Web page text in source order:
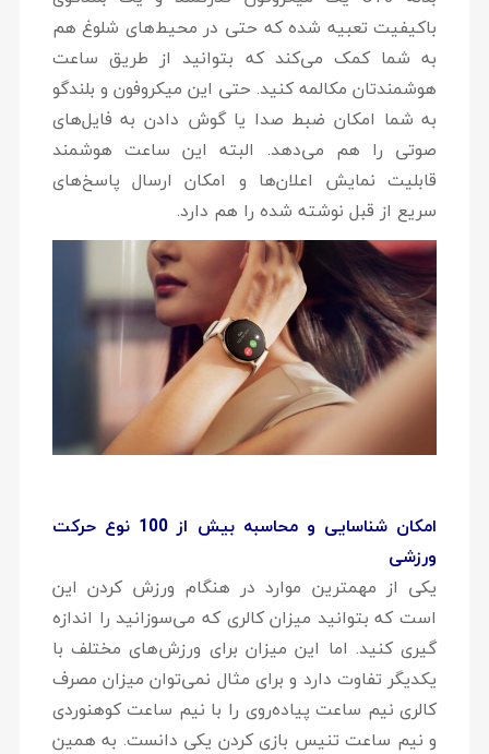
باکیفیت تعبیه شده که حتی در محیط‌های شلوغ هم
به شما کمک می‌کند که بتوانید از طریق ساعت
هوشمندتان مکالمه کنید. حتی این میکروفون و بلندگو
به شما امکان ضبط صدا یا گوش دادن به فایل‌های
صوتی را هم می‌دهد. البته این ساعت هوشمند
قابلیت نمایش اعلان‌ها و امکان ارسال پاسخ‌های
سریع از قبل نوشته شده را هم دارد.
امکان شناسایی و محاسبه بیش از 100 نوع حرکت
ورزشی
یکی از مهمترین موارد در هنگام ورزش کردن این
است که بتوانید میزان کالری که می‌سوزانید را اندازه
گیری کنید. اما این میزان برای ورزش‌های مختلف با
یکدیگر تفاوت دارد و برای مثال نمی‌توان میزان مصرف
کالری نیم ساعت پیاده‌روی را با نیم ساعت کوهنوردی
و نیم ساعت تنیس بازی کردن یکی دانست. به همین